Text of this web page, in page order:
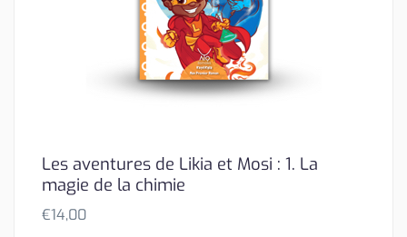
Les aventures de Likia et Mosi : 1. La
magie de la chimie
€14,00